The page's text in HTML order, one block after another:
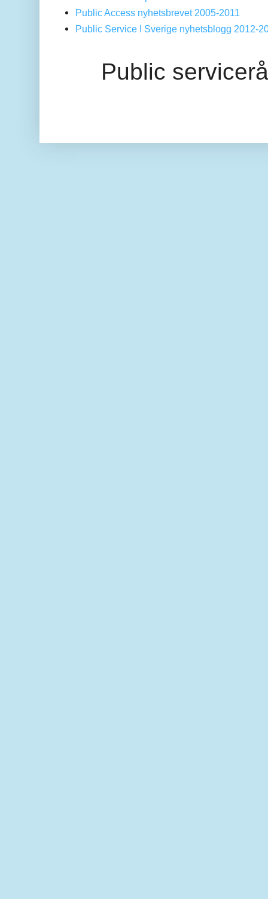
Public Access nyhetsbrevet 2005-2011
Public Service I Sverige nyhetsblogg 2012-
Public